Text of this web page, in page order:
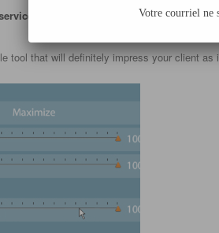
tool that will definitely impress your client as
Votre courriel ne